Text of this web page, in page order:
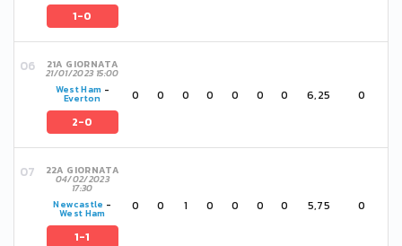
1-0
21A GIORNATA
21/01/2023 15:00
West Ham -
Everton
2-0
0 0 0 0 0 0 0 6,25 0
22A GIORNATA
04/02/2023
17:30
Newcastle -
West Ham
1-1
0 0 1 0 0 0 0 5,75 0